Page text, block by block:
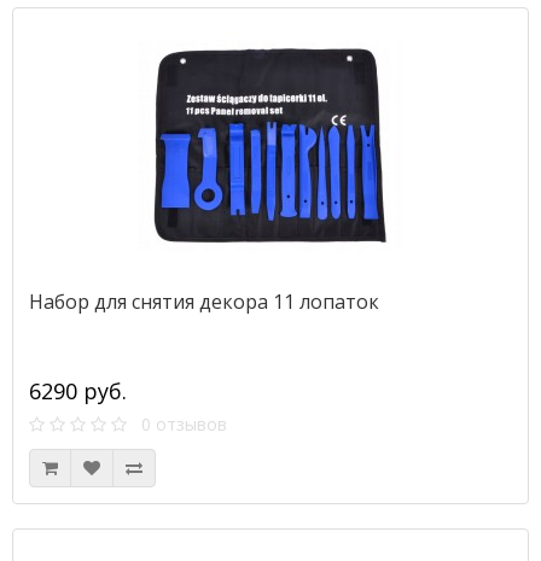
Набор для снятия декора 11 лопаток
6290 руб.
0 отзывов